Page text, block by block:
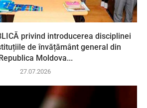
privind introducerea disciplinei
de învățământ general din
Republica Moldova...
27.07.2026